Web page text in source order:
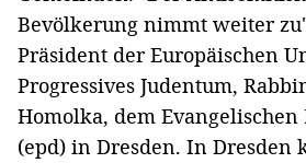
Bevölkerung nimmt weiter
Präsident der Europäischen
Progressives Judentum,
Homolka, dem Evangelischen
(epd) in Dresden. In Dresden